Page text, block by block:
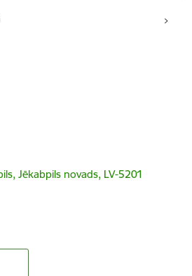
Jēkabpils novads, LV-5201